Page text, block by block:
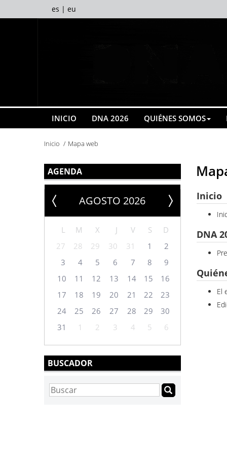
es | eu
INICIO DNA 2026 QUIÉNES SOMOS
Inicio Mapa web
Inicio
DNA
El
AGENDA
AGOSTO 2026
L M X J V S
D
27
28 29 30 31 1
2
3
4 5 6 7 8
9
10
11 12 13 14 15
16
17
18 19 20 21 22
23
24
25 26 27 28 29
30
31
1 2 3 4 5 6
BUSCADOR